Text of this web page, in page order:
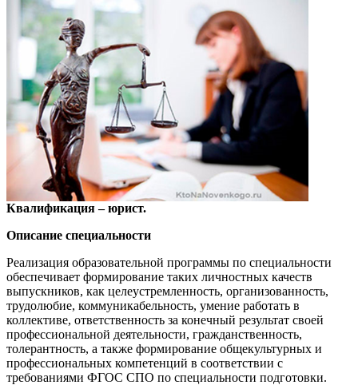
Квалификация – юрист.
Описание специальности
Реализация образовательной программы по специальности
обеспечивает формирование таких личностных качеств
выпускников, как целеустремленность, организованность,
трудолюбие, коммуникабельность, умение работать в
коллективе, ответственность за конечный результат своей
профессиональной деятельности, гражданственность,
толерантность, а также формирование общекультурных и
профессиональных компетенций в соответствии с
требованиями ФГОС СПО по специальности подготовки.